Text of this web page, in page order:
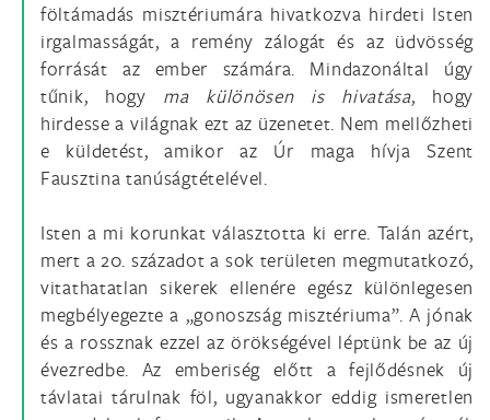
föltámadás misztériumára hivatkozva hirdeti Isten
irgalmasságát, a remény zálogát és az üdvösség
forrását az ember számára. Mindazonáltal úgy
tűnik, hogy ma különösen is hivatása, hogy
hirdesse a világnak ezt az üzenetet. Nem mellőzheti
e küldetést, amikor az Úr maga hívja Szent
Fausztina tanúságtételével.
Isten a mi korunkat választotta ki erre. Talán azért,
mert a 20. századot a sok területen megmutatkozó,
vitathatatlan sikerek ellenére egész különlegesen
megbélyegezte a „gonoszság misztériuma”. A jónak
és a rossznak ezzel az örökségével léptünk be az új
évezredbe. Az emberiség előtt a fejlődésnek új
távlatai tárulnak föl, ugyanakkor eddig ismeretlen